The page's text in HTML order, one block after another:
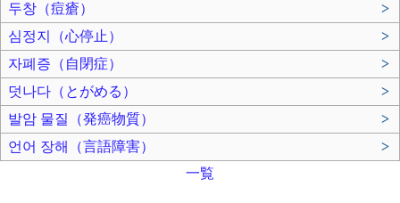
두창（痘瘡）
>
심정지（心停止）
>
자폐증（自閉症）
>
덧나다（とがめる）
>
발암 물질（発癌物質）
>
언어 장해（言語障害）
>
一覧